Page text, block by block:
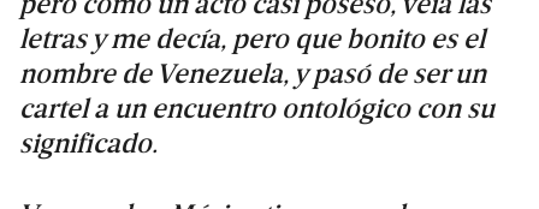
letras y me decía, pero que bonito es el
nombre de Venezuela, y pasó de ser un
cartel a un encuentro ontológico con su
significado.